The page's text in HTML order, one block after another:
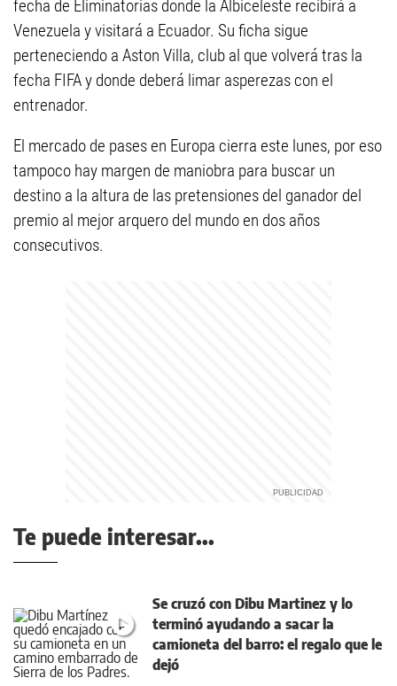
fecha de Eliminatorias donde la Albiceleste recibirá a
Venezuela y visitará a Ecuador. Su ficha sigue
perteneciendo a Aston Villa, club al que volverá tras la
fecha FIFA y donde deberá limar asperezas con el
entrenador.
El mercado de pases en Europa cierra este lunes, por eso
tampoco hay margen de maniobra para buscar un
destino a la altura de las pretensiones del ganador del
premio al mejor arquero del mundo en dos años
consecutivos.
Te puede interesar...
Se cruzó con Dibu Martinez y lo
terminó ayudando a sacar la
camioneta del barro: el regalo que le
dejó